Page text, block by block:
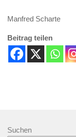
Manfred Scharte
Beitrag teilen
Suchen